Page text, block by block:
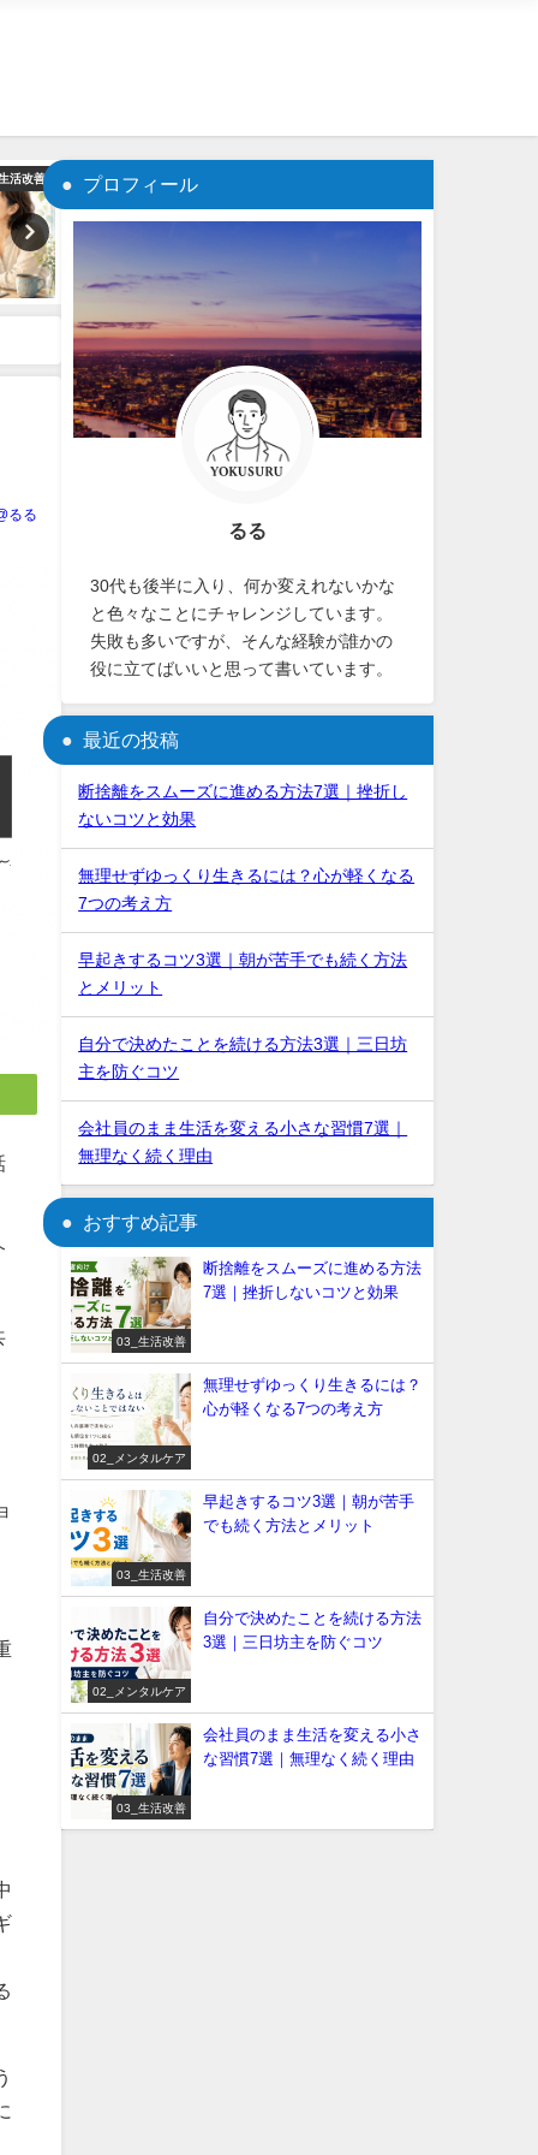
活改善
るる
プロフィール
るる
30代も後半に入り、何か変えれないかな
と色々なことにチャレンジしています。
失敗も多いですが、そんな経験が誰かの
役に立てばいいと思って書いています。
最近の投稿
断捨離をスムーズに進める方法7選｜挫折し
ないコツと効果
無理せずゆっくり生きるには？心が軽くなる
7つの考え方
早起きするコツ3選｜朝が苦手でも続く方法
とメリット
自分で決めたことを続ける方法3選｜三日坊
主を防ぐコツ
会社員のまま生活を変える小さな習慣7選｜
無理なく続く理由
おすすめ記事
03_生活改善
断捨離をスムーズに進める方法
7選｜挫折しないコツと効果
02_メンタルケア
無理せずゆっくり生きるには？
心が軽くなる7つの考え方
03_生活改善
早起きするコツ3選｜朝が苦手
でも続く方法とメリット
02_メンタルケア
自分で決めたことを続ける方法
3選｜三日坊主を防ぐコツ
03_生活改善
会社員のまま生活を変える小さ
な習慣7選｜無理なく続く理由